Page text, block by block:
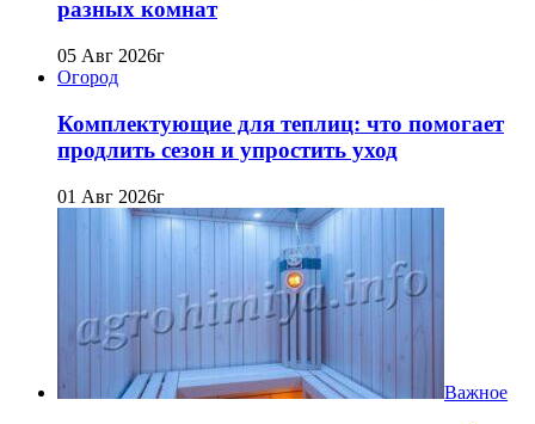
разных комнат
05 Авг 2026г
Огород
Комплектующие для теплиц: что помогает
продлить сезон и упростить уход
01 Авг 2026г
Важное